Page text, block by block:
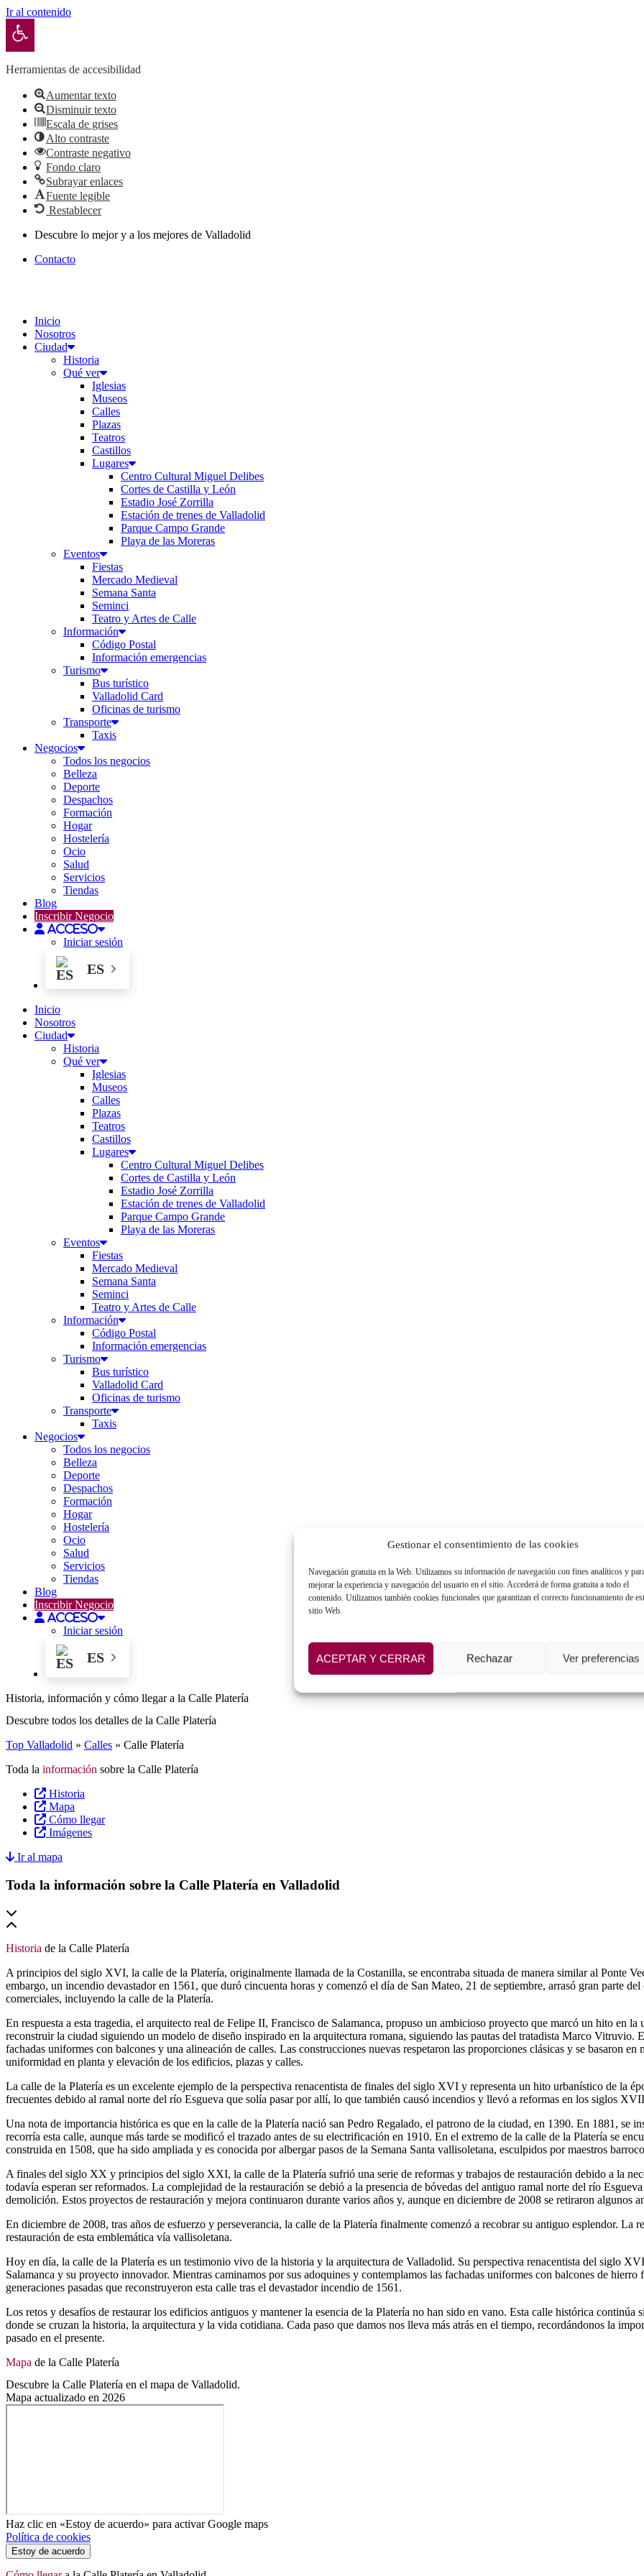
Ir al contenido
Abrir barra de herramientas
Herramientas de accesibilidad
Aumentar texto
Disminuir texto
Escala de grises
Alto contraste
Contraste negativo
Fondo claro
Subrayar enlaces
Fuente legible
Restablecer
Gestionar el consentimiento de las cookies
Navegación gratuita en la Web. Utilizamos su información de navegación con fines analíticos y
mejorar la experiencia y navegación del usuario en el sitio. Accederá de forma gratuita a todo el
contenido. Utilizamos también cookies funcionales que garantizan el correcto funcionamiento de
sitio Web.
ACEPTAR Y CERRAR Rechazar Ver preferencias
contenido
Descubre lo mejor y a los mejores de Valladolid
Contacto
Inicio
Nosotros
Ciudad
Historia
Qué ver
Iglesias
Museos
Calles
Plazas
Teatros
Castillos
Lugares
Centro Cultural Miguel Delibes
Cortes de Castilla y León
Estadio José Zorrilla
Estación de trenes de Valladolid
Parque Campo Grande
Playa de las Moreras
Eventos
Fiestas
Mercado Medieval
Semana Santa
Seminci
Teatro y Artes de Calle
Información
Código Postal
Información emergencias
Turismo
Bus turístico
Valladolid Card
Oficinas de turismo
Transporte
Taxis
Negocios
Todos los negocios
Belleza
Deporte
Despachos
Formación
Hogar
Hostelería
Ocio
Salud
Servicios
Tiendas
Blog
Inscribir Negocio
Acceso
Iniciar sesión
ES
Inicio
Nosotros
Ciudad
Historia
Qué ver
Iglesias
Museos
Calles
Plazas
Teatros
Castillos
Lugares
Centro Cultural Miguel Delibes
Cortes de Castilla y León
Estadio José Zorrilla
Estación de trenes de Valladolid
Parque Campo Grande
Playa de las Moreras
Eventos
Fiestas
Mercado Medieval
Semana Santa
Seminci
Teatro y Artes de Calle
Información
Código Postal
Información emergencias
Turismo
Bus turístico
Valladolid Card
Oficinas de turismo
Transporte
Taxis
Negocios
Todos los negocios
Belleza
Deporte
Despachos
Formación
Hogar
Hostelería
Ocio
Salud
Servicios
Tiendas
Blog
Inscribir Negocio
Acceso
Iniciar sesión
ES
Historia, información y cómo llegar a la Calle Platería
Descubre todos los detalles de la Calle Platería
Top Valladolid » Calles » Calle Platería
Toda la información sobre la Calle Platería
Historia
Mapa
Cómo llegar
Imágenes
Ir al mapa
Toda la información sobre la Calle Platería en Valladolid
Historia de la Calle Platería
A principios del siglo XVI, la calle de la Platería, originalmente llamada de la Costanilla, se encontraba situada de manera similar al Ponte
embargo, un incendio devastador en 1561, que duró cincuenta horas y comenzó el día de San Mateo, 21 de septiembre, arrasó gran parte
comerciales, incluyendo la calle de la Platería.
En respuesta a esta tragedia, el arquitecto real de Felipe II, Francisco de Salamanca, propuso un ambicioso proyecto que marcó un hito en
reconstruir la ciudad siguiendo un modelo de diseño inspirado en la arquitectura romana, siguiendo las pautas del tratadista Marco Vitruvio.
fachadas uniformes con balcones y una alineación de calles. Las construcciones nuevas respetaron las proporciones clásicas y se basaron
uniformidad en planta y elevación de los edificios, plazas y calles.
La calle de la Platería es un excelente ejemplo de la perspectiva renacentista de finales del siglo XVI y representa un hito urbanístico de la
frecuentes debido al ramal norte del río Esgueva que solía pasar por allí, lo que también causó incendios y llevó a reformas en los siglos
Una nota de importancia histórica es que en la calle de la Platería nació san Pedro Regalado, el patrono de la ciudad, en 1390. En 1881, se
recorría esta calle, aunque más tarde se modificó el trazado antes de su electrificación en 1910. En el extremo de la calle de la Platería se
construida en 1508, que ha sido ampliada y es conocida por albergar pasos de la Semana Santa vallisoletana, esculpidos por maestros
A finales del siglo XX y principios del siglo XXI, la calle de la Platería sufrió una serie de reformas y trabajos de restauración debido a la
todavía esperan ser reformados. La complejidad de la restauración se debió a la presencia de bóvedas del antiguo ramal norte del río
demolición. Estos proyectos de restauración y mejora continuaron durante varios años y, aunque en diciembre de 2008 se retiraron algunos
En diciembre de 2008, tras años de esfuerzo y perseverancia, la calle de la Platería finalmente comenzó a recobrar su antiguo esplendor. La
restauración de esta emblemática vía vallisoletana.
Hoy en día, la calle de la Platería es un testimonio vivo de la historia y la arquitectura de Valladolid. Su perspectiva renacentista del siglo
Salamanca y su proyecto innovador. Mientras caminamos por sus adoquines y contemplamos las fachadas uniformes con balcones de
generaciones pasadas que reconstruyeron esta calle tras el devastador incendio de 1561.
Los retos y desafíos de restaurar los edificios antiguos y mantener la esencia de la Platería no han sido en vano. Esta calle histórica
donde se cruzan la historia, la arquitectura y la vida cotidiana. Cada paso que damos nos lleva más atrás en el tiempo, recordándonos la
pasado en el presente.
Mapa de la Calle Platería
Descubre la Calle Platería en el mapa de Valladolid.
Mapa actualizado en 2026
Haz clic en «Estoy de acuerdo» para activar Google maps
Política de cookies
Estoy de acuerdo